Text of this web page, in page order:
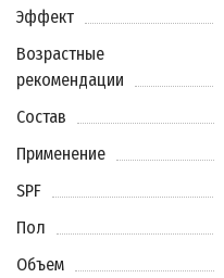
Эффект
Возрастные
рекомендации
Состав
Применение
SPF
Пол
Объем